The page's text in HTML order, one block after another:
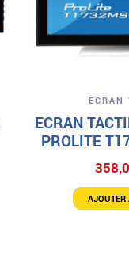
ECRAN
ECRAN
PROLITE
AJOUTER